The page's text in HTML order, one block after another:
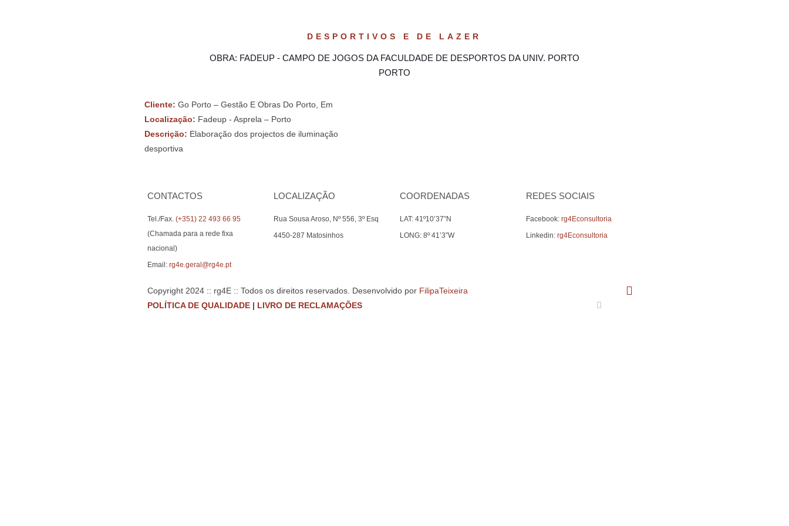
DESPORTIVOS E DE LAZER
OBRA: FADEUP - CAMPO DE JOGOS DA FACULDADE DE DESPORTOS DA UNIV. PORTO
PORTO
Cliente: Go Porto – Gestão E Obras Do Porto, Em
Localização: Fadeup - Asprela – Porto
Descrição: Elaboração dos projectos de iluminação
desportiva
CONTACTOS
Tel./Fax. (+351) 22 493 66 95
(Chamada para a rede fixa
nacional)
Email: rg4e.geral@rg4e.pt
LOCALIZAÇÃO
Rua Sousa Aroso, Nº 556, 3º Esq
4450-287 Matosinhos
COORDENADAS
LAT: 41º10’37”N
LONG: 8º 41’3”W
REDES SOCIAIS
Facebook: rg4Econsultoria
Linkedin: rg4Econsultoria
Copyright 2024 :: rg4E :: Todos os direitos reservados. Desenvolvido por FilipaTeixeira
POLÍTICA DE QUALIDADE| LIVRO DE RECLAMAÇÕES